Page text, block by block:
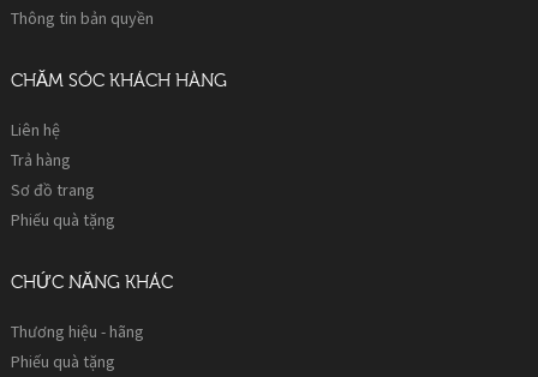
Thông tin bản quyền
CHĂM SÓC KHÁCH HÀNG
Liên hệ
Trả hàng
Sơ đồ trang
Phiếu quà tặng
CHỨC NĂNG KHÁC
Thương hiệu - hãng
Phiếu quà tặng